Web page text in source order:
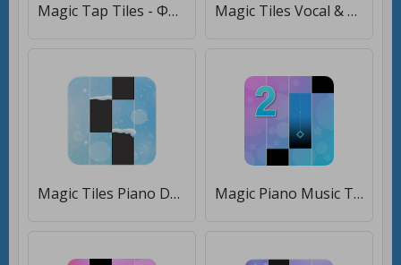
Magic Tap Tiles - Фортепиано [Бесплатные покупки] Magic Tiles Vocal & Piano Top Songs New Games [Много денег]
Magic Tiles Piano Despacito [Мод меню] Magic Piano Music Tiles 2 [Много денег]